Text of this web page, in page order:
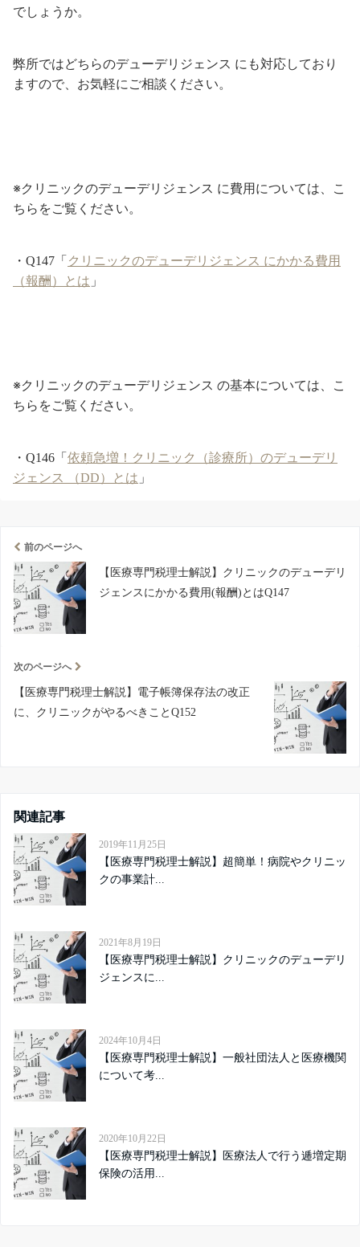
でしょうか。
弊所ではどちらのデューデリジェンス にも対応しており
ますので、お気軽にご相談ください。
※クリニックのデューデリジェンス に費用については、こ
ちらをご覧ください。
・Q147「 クリニックのデューデリジェンス にかかる費用
（報酬）とは 」
※クリニックのデューデリジェンス の基本については、こ
ちらをご覧ください。
・Q146「 依頼急増！クリニック（診療所）のデューデリ
ジェンス （DD）とは 」
前のページへ
【医療専門税理士解説】クリニックのデューデリ
ジェンスにかかる費用(報酬)とはQ147
次のページへ
【医療専門税理士解説】電子帳簿保存法の改正
に、クリニックがやるべきことQ152
関連記事
2019年11月25日
【医療専門税理士解説】超簡単！病院やクリニッ
クの事業計...
2021年8月19日
【医療専門税理士解説】クリニックのデューデリ
ジェンスに...
2024年10月4日
【医療専門税理士解説】一般社団法人と医療機関
について考...
2020年10月22日
【医療専門税理士解説】医療法人で行う逓増定期
保険の活用...